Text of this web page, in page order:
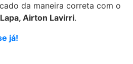
da maneira correta com o
Airton Lavirri.
já!